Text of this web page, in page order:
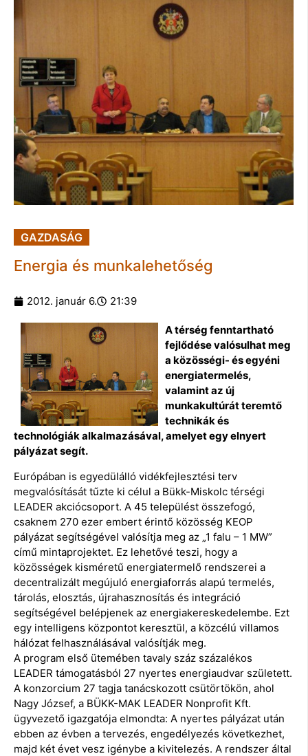
GAZDASÁG
Energia és munkalehetőség
2012. január 6. 21:39
A térség fenntartható
fejlődése valósulhat meg
a közösségi- és egyéni
energiatermelés,
valamint az új
munkakultúrát teremtő
technikák és
technológiák alkalmazásával, amelyet egy elnyert
pályázat segít.
Európában is egyedülálló vidékfejlesztési terv
megvalósítását tűzte ki célul a Bükk-Miskolc térségi
LEADER akciócsoport. A 45 települést összefogó,
csaknem 270 ezer embert érintő közösség KEOP
pályázat segítségével valósítja meg az „1 falu – 1 MW”
című mintaprojektet. Ez lehetővé teszi, hogy a
közösségek kisméretű energiatermelő rendszerei a
decentralizált megújuló energiaforrás alapú termelés,
tárolás, elosztás, újrahasznosítás és integráció
segítségével belépjenek az energiakereskedelembe. Ezt
egy intelligens központot keresztül, a közcélú villamos
hálózat felhasználásával valósítják meg.
A program első ütemében tavaly száz százalékos
LEADER támogatásból 27 nyertes energiaudvar született.
A konzorcium 27 tagja tanácskozott csütörtökön, ahol
Nagy József, a BÜKK-MAK LEADER Nonprofit Kft.
ügyvezető igazgatója elmondta: A nyertes pályázat után
ebben az évben a tervezés, engedélyezés következhet,
majd két évet vesz igénybe a kivitelezés. A rendszer által